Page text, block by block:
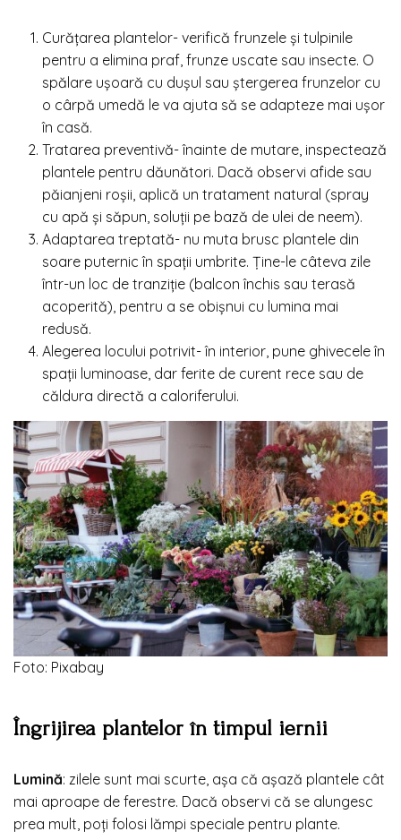
Curățarea plantelor- verifică frunzele și tulpinile
pentru a elimina praf, frunze uscate sau insecte. O
spălare ușoară cu dușul sau ștergerea frunzelor cu
o cârpă umedă le va ajuta să se adapteze mai ușor
în casă.
Tratarea preventivă- înainte de mutare, inspectează
plantele pentru dăunători. Dacă observi afide sau
păianjeni roșii, aplică un tratament natural (spray
cu apă și săpun, soluții pe bază de ulei de neem).
Adaptarea treptată- nu muta brusc plantele din
soare puternic în spații umbrite. Ține-le câteva zile
într-un loc de tranziție (balcon închis sau terasă
acoperită), pentru a se obișnui cu lumina mai
redusă.
Alegerea locului potrivit- în interior, pune ghivecele în
spații luminoase, dar ferite de curent rece sau de
căldura directă a caloriferului.
Foto: Pixabay
Îngrijirea plantelor în timpul iernii
Lumină: zilele sunt mai scurte, așa că așază plantele cât
mai aproape de ferestre. Dacă observi că se alungesc
prea mult, poți folosi lămpi speciale pentru plante.